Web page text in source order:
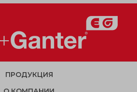
ПРОДУКЦИЯ